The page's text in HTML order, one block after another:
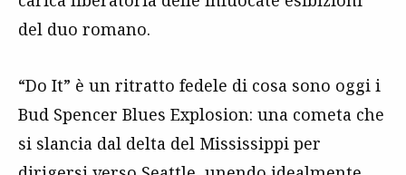
del duo romano.
“Do It” è un ritratto fedele di cosa sono oggi i
Bud Spencer Blues Explosion: una cometa che
si slancia dal delta del Mississippi per